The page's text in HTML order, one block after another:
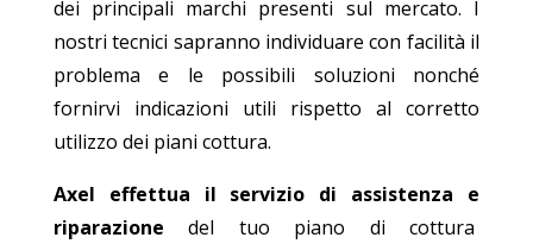
dei principali marchi presenti sul mercato. I
nostri tecnici sapranno individuare con facilità il
problema e le possibili soluzioni nonché
fornirvi indicazioni utili rispetto al corretto
utilizzo dei piani cottura.
Axel effettua il servizio di assistenza e
riparazione del tuo piano di cottura